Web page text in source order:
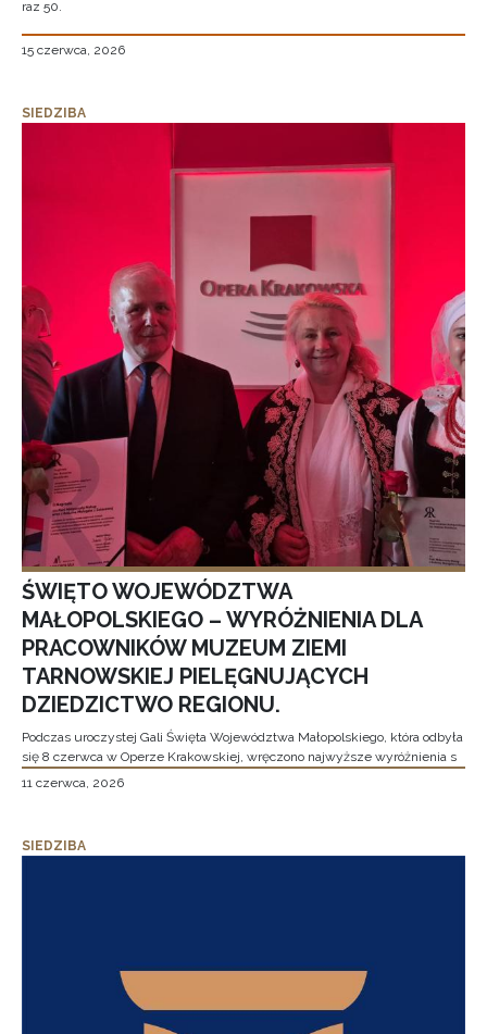
raz 50.
15 czerwca, 2026
SIEDZIBA
ŚWIĘTO WOJEWÓDZTWA
MAŁOPOLSKIEGO – WYRÓŻNIENIA DLA
PRACOWNIKÓW MUZEUM ZIEMI
TARNOWSKIEJ PIELĘGNUJĄCYCH
DZIEDZICTWO REGIONU.
Podczas uroczystej Gali Święta Województwa Małopolskiego, która odbyła
się 8 czerwca w Operze Krakowskiej, wręczono najwyższe wyróżnienia s
11 czerwca, 2026
SIEDZIBA